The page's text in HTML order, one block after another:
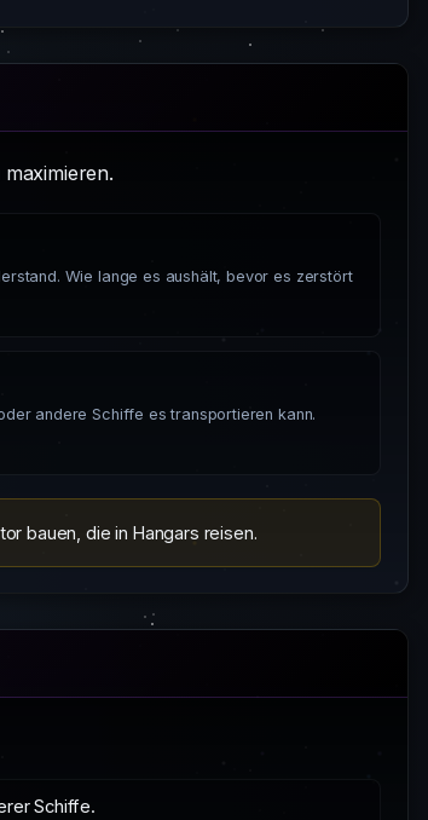
Wie lange es aushält, bevor es zerstört
andere Schiffe es transportieren kann.
bauen, die in Hangars reisen.
Schiffe.